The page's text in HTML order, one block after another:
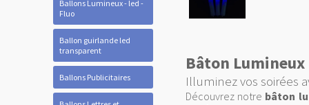
Ballons Lumineux - led -
Fluo
Ballon guirlande led
transparent
Ballons Publicitaires
Bâton
Illuminez vos soirées
Découvrez notre bâton